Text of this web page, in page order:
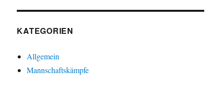
KATEGORIEN
Allgemein
Mannschaftskämpfe